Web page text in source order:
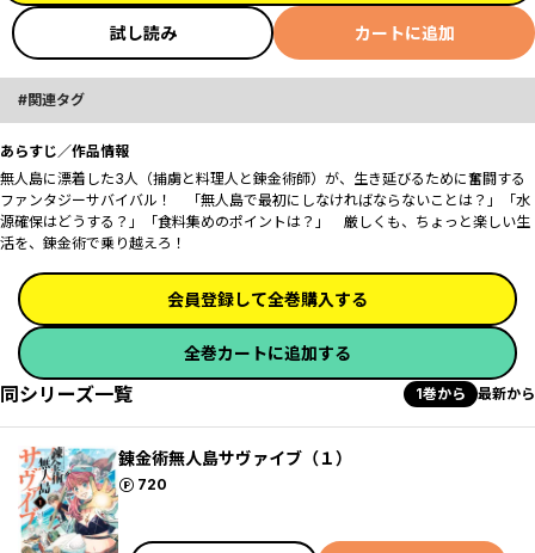
試し読み カートに追加
関連タグ
あらすじ／作品情報
無人島に漂着した3人（捕虜と料理人と錬金術師）が、生き延びるために奮闘する
ファンタジーサバイバル！ 「無人島で最初にしなければならないことは？」「水
源確保はどうする？」「食料集めのポイントは？」 厳しくも、ちょっと楽しい生
活を、錬金術で乗り越えろ！
会員登録して全巻購入する
全巻カートに追加する
同シリーズ一覧 1巻から 最新から
錬金術無人島サヴァイブ（１）
720
ポイント